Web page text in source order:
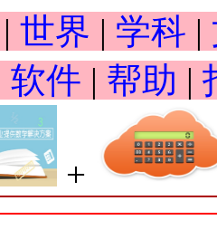
| 世界 | 学科 |
软件 | 帮助 |
+